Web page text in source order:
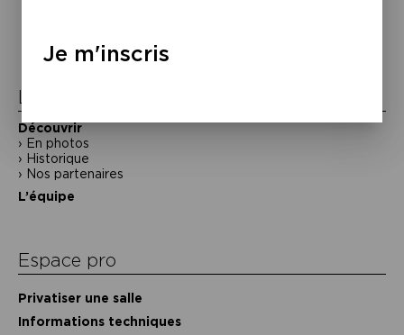
l’article
La Maison de la Poésie
Découvrir
En photos
Historique
Nos partenaires
L’équipe
Espace pro
Privatiser une salle
Informations techniques
Je m'inscris